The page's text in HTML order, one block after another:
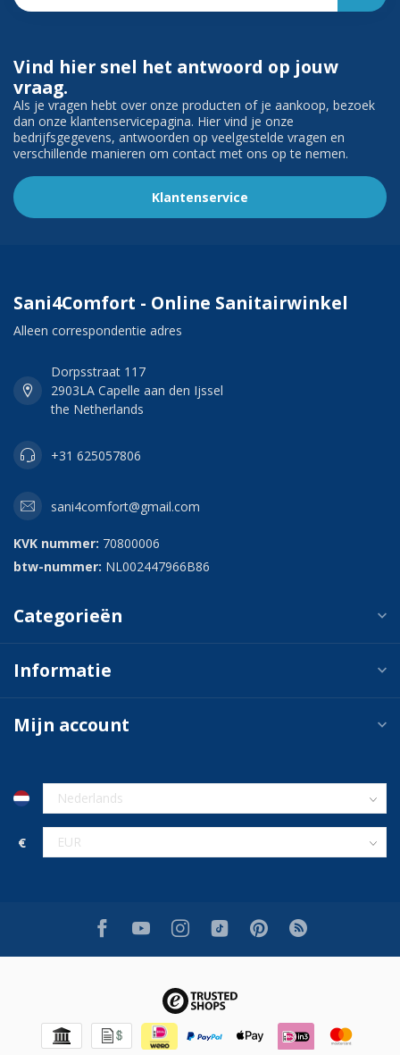
Vind hier snel het antwoord op jouw
vraag.
Als je vragen hebt over onze producten of je aankoop, bezoek
dan onze klantenservicepagina. Hier vind je onze
bedrijfsgegevens, antwoorden op veelgestelde vragen en
verschillende manieren om contact met ons op te nemen.
Klantenservice
Sani4Comfort - Online Sanitairwinkel
Alleen correspondentie adres
Dorpsstraat 117
2903LA Capelle aan den Ijssel
the Netherlands
+31 625057806
sani4comfort@gmail.com
KVK nummer: 70800006
btw-nummer: NL002447966B86
Categorieën
Informatie
Mijn account
€